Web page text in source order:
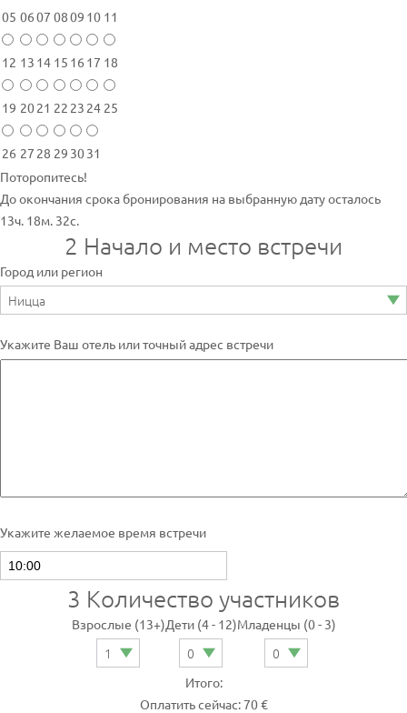
05 0607 0809 10 11
12 13 14 15 16 17 18
19 2021 22 23 24 25
26 27 28 29 3031
Поторопитесь!
До окончания срока бронирования на выбранную дату осталось
13ч. 18м. 32с.
2 Начало и место встречи
Город или регион
Укажите Ваш отель или точный адрес встречи
Укажите желаемое время встречи
3 Количество участников
Взрослые (13+)Дети (4 - 12)Младенцы (0 - 3)
Итого:
Оплатить сейчас: 70 €